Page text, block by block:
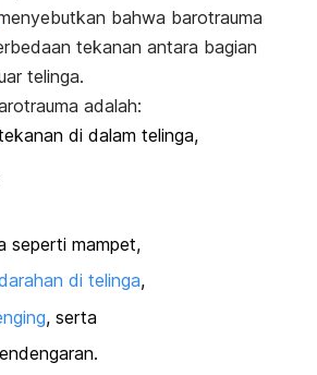
bahwa barotrauma
tekanan antara bagian
telinga.
adalah:
di dalam telinga,
seperti mampet,
di telinga,
, serta